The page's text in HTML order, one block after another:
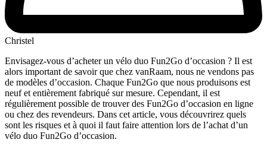
Christel
Envisagez-vous d’acheter un vélo duo Fun2Go d’occasion ? Il est
alors important de savoir que chez vanRaam, nous ne vendons pas
de modèles d’occasion. Chaque Fun2Go que nous produisons est
neuf et entièrement fabriqué sur mesure. Cependant, il est
régulièrement possible de trouver des Fun2Go d’occasion en ligne
ou chez des revendeurs. Dans cet article, vous découvrirez quels
sont les risques et à quoi il faut faire attention lors de l’achat d’un
vélo duo Fun2Go d’occasion.